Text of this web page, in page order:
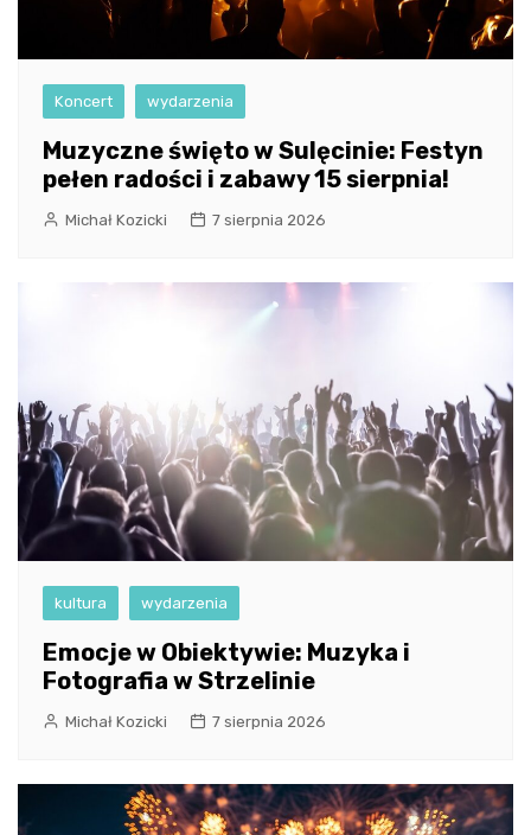
Koncert wydarzenia
Muzyczne święto w Sulęcinie: Festyn
pełen radości i zabawy 15 sierpnia!
Michał Kozicki 7 sierpnia 2026
kultura wydarzenia
Emocje w Obiektywie: Muzyka i
Fotografia w Strzelinie
Michał Kozicki 7 sierpnia 2026